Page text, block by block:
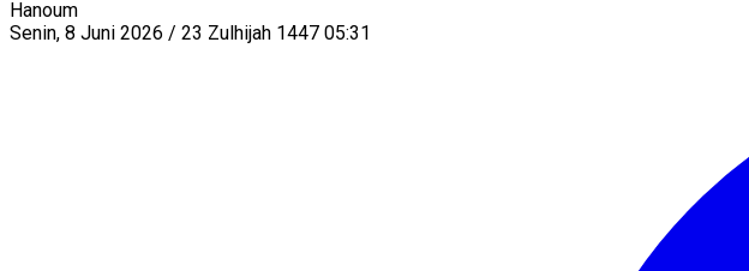
Hanoum
Senin, 8 Juni 2026 / 23 Zulhijah 1447 05:31